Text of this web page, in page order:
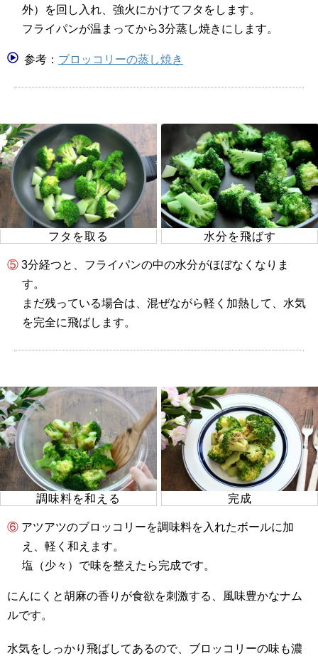
外）を回し入れ、強火にかけてフタをします。
フライパンが温まってから3分蒸し焼きにします。
参考： ブロッコリーの蒸し焼き
フタを取る 水分を飛ばす
⑤ 3分経つと、フライパンの中の水分がほぼなくなりま
す。
まだ残っている場合は、混ぜながら軽く加熱して、水気
を完全に飛ばします。
調味料を和える 完成
⑥ アツアツのブロッコリーを調味料を入れたボールに加
え、軽く和えます。
塩（少々）で味を整えたら完成です。
にんにくと胡麻の香りが食欲を刺激する、風味豊かなナム
ルです。
水気をしっかり飛ばしてあるので、ブロッコリーの味も濃